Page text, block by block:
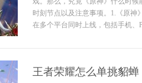
时刻节点以及注意事项。1.《原神
在多个平台同时上线，包括手机、
王者荣耀怎么单挑貂